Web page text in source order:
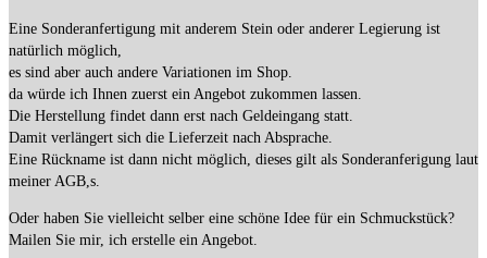
Eine Sonderanfertigung mit anderem Stein oder anderer Legierung ist
natürlich möglich,
es sind aber auch andere Variationen im Shop.
da würde ich Ihnen zuerst ein Angebot zukommen lassen.
Die Herstellung findet dann erst nach Geldeingang statt.
Damit verlängert sich die Lieferzeit nach Absprache.
Eine Rückname ist dann nicht möglich, dieses gilt als Sonderanferigung laut
meiner AGB,s.
Oder haben Sie vielleicht selber eine schöne Idee für ein Schmuckstück?
Mailen Sie mir, ich erstelle ein Angebot.